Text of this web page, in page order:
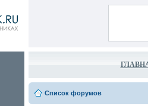
Список форумов